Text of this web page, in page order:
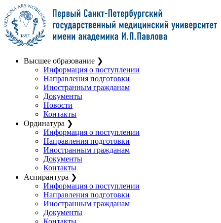
Высшее образование ❯
Информация о поступлении
Направления подготовки
Иностранным гражданам
Документы
Новости
Контакты
Ординатура ❯
Информация о поступлении
Направления подготовки
Иностранным гражданам
Документы
Контакты
Аспирантура ❯
Информация о поступлении
Направления подготовки
Иностранным гражданам
Документы